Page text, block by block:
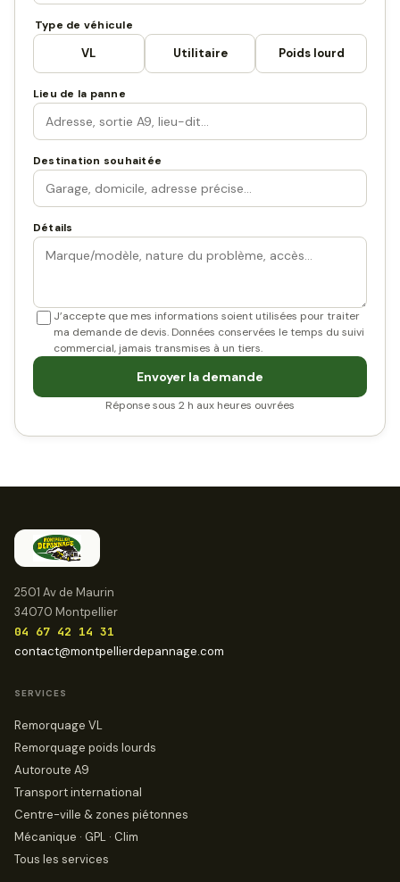
Type de véhicule
VL Utilitaire Poids lourd
Lieu de la panne
Destination souhaitée
Détails
J’accepte que mes informations soient utilisées pour traiter
ma demande de devis. Données conservées le temps du suivi
commercial, jamais transmises à un tiers.
Envoyer la demande
Réponse sous 2 h aux heures ouvrées
2501 Av de Maurin
34070 Montpellier
04 67 42 14 31
contact@montpellierdepannage.com
SERVICES
Remorquage VL
Remorquage poids lourds
Autoroute A9
Transport international
Centre-ville & zones piétonnes
Mécanique · GPL · Clim
Tous les services